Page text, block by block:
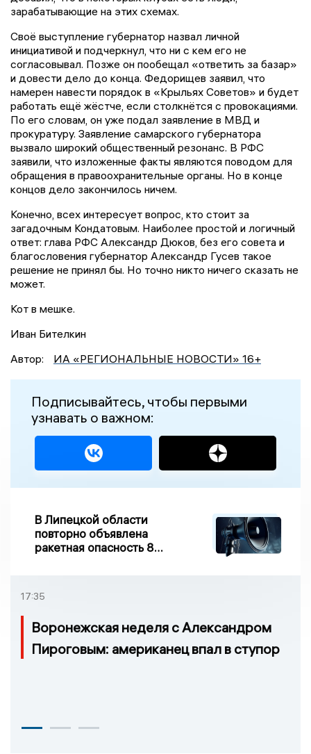
зарабатывающие на этих схемах.
Своё выступление губернатор назвал личной
инициативой и подчеркнул, что ни с кем его не
согласовывал. Позже он пообещал «ответить за базар»
и довести дело до конца. Федорищев заявил, что
намерен навести порядок в «Крыльях Советов» и будет
работать ещё жёстче, если столкнётся с провокациями.
По его словам, он уже подал заявление в МВД и
прокуратуру. Заявление самарского губернатора
вызвало широкий общественный резонанс. В РФС
заявили, что изложенные факты являются поводом для
обращения в правоохранительные органы. Но в конце
концов дело закончилось ничем.
Конечно, всех интересует вопрос, кто стоит за
загадочным Кондатовым. Наиболее простой и логичный
ответ: глава РФС Александр Дюков, без его совета и
благословения губернатор Александр Гусев такое
решение не принял бы. Но точно никто ничего сказать не
может.
Кот в мешке.
Иван Бителкин
Автор:
ИА «РЕГИОНАЛЬНЫЕ НОВОСТИ» 16+
Подписывайтесь, чтобы первыми
узнавать о важном:
В Липецкой области
повторно объявлена
ракетная опасность 8
17:35
Воронежская неделя с Александром
Пироговым: американец впал в ступор